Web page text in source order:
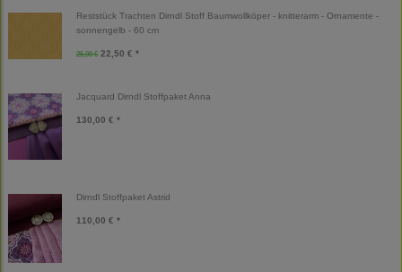
Reststück Trachten Dirndl Stoff Baumwollköper - knitterarm - Ornamente -
sonnengelb - 60 cm
25,00 € 22,50 € *
Jacquard Dirndl Stoffpaket Anna
130,00 € *
Dirndl Stoffpaket Astrid
110,00 € *